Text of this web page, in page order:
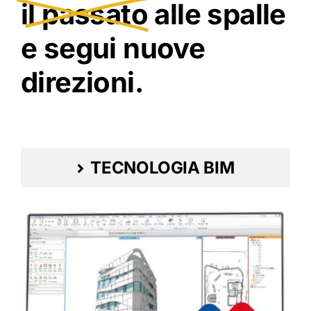
il passato alle spalle
e segui nuove
direzioni.
TECNOLOGIA BIM